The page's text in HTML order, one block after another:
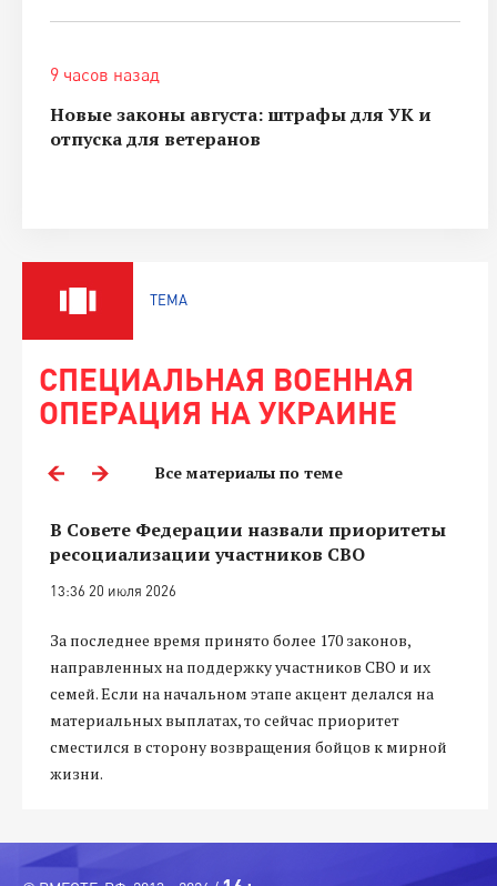
9 часов назад
Новые законы августа: штрафы для УК и
отпуска для ветеранов
ТЕМА
СПЕЦИАЛЬНАЯ ВОЕННАЯ
ОПЕРАЦИЯ НА УКРАИНЕ
Все материалы по теме
В Совете Федерации назвали приоритеты
ресоциализации участников СВО
13:36 20 июля 2026
За последнее время принято более 170 законов,
направленных на поддержку участников СВО и их
семей. Если на начальном этапе акцент делался на
материальных выплатах, то сейчас приоритет
сместился в сторону возвращения бойцов к мирной
жизни.